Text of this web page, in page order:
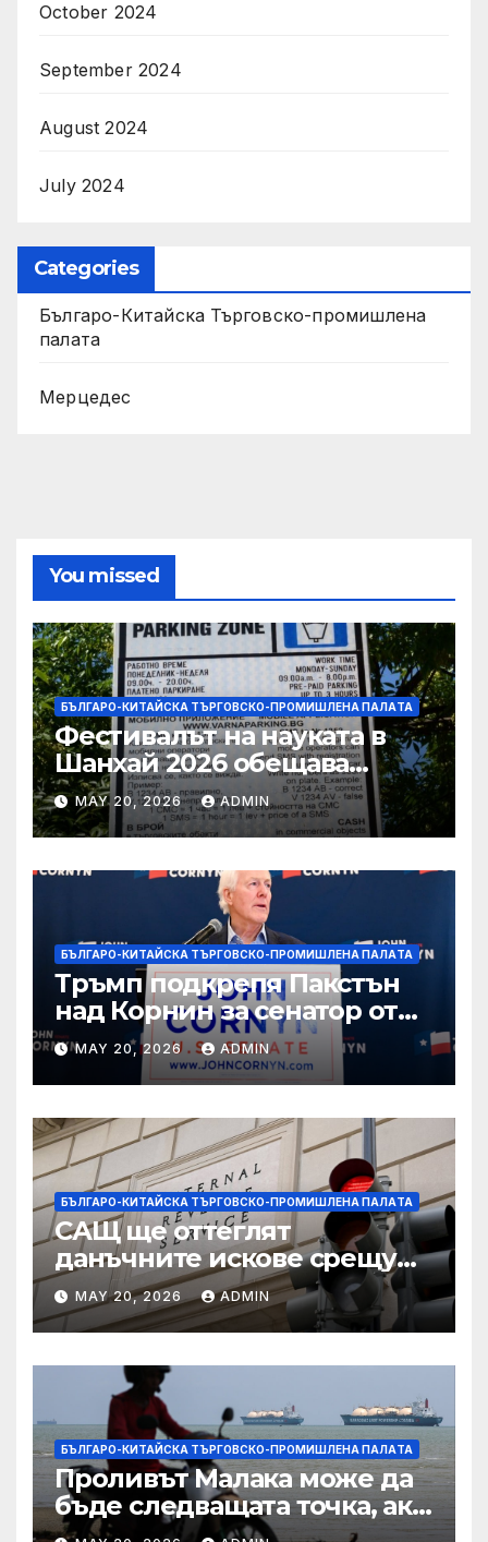
October 2024
September 2024
August 2024
July 2024
Categories
Българо-Китайска Търговско-промишлена
палaта
Мерцедес
You missed
БЪЛГАРО-КИТАЙСКА ТЪРГОВСКО-ПРОМИШЛЕНА ПАЛAТА
Фестивалът на науката в
Шанхай 2026 обещава
вълнуващи научно-
технологични иновации
MAY 20, 2026 ADMIN
БЪЛГАРО-КИТАЙСКА ТЪРГОВСКО-ПРОМИШЛЕНА ПАЛAТА
Тръмп подкрепя Пакстън
над Корнин за сенатор от
Тексас в шокираща
подкрепа
MAY 20, 2026 ADMIN
БЪЛГАРО-КИТАЙСКА ТЪРГОВСКО-ПРОМИШЛЕНА ПАЛAТА
САЩ ще оттеглят
данъчните искове срещу
Тръмп „завинаги“ в
сделката за съдебно дело с
IRS
MAY 20, 2026 ADMIN
БЪЛГАРО-КИТАЙСКА ТЪРГОВСКО-ПРОМИШЛЕНА ПАЛAТА
Проливът Малака може да
бъде следващата точка, ако
Азия не внимава